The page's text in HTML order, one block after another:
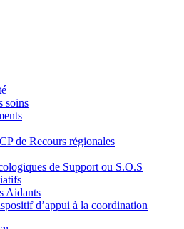
soins
de Recours régionales
de Support ou S.O.S
Aidants
d’appui à la coordination